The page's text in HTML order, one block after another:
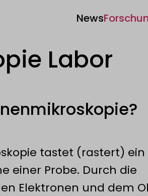
News
Labor
tastet (rastert) ein
einer Probe. Durch die
Elektronen und dem